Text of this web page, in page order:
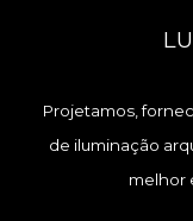
Projetamos,
de iluminação
melhor